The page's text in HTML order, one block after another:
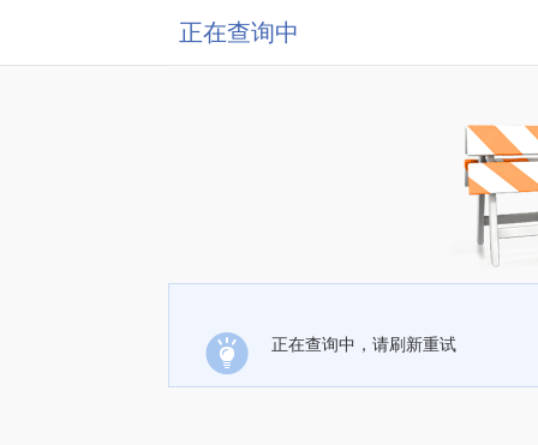
正在查询中
正在查询中，请刷新重试